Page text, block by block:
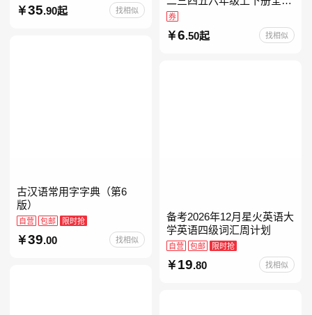
35.90起 找相似
人教版读读童谣和儿歌小鲤
鱼跳龙门和大人一起读中国
古代寓言安徒生童话学生阅
券
6.50起 找相似
古汉语常用字字典（第6
版）
自营 包邮 限时抢
39.00 找相似
备考2026年12月星火英语大
学英语四级词汇周计划
自营 包邮 限时抢
19.80 找相似